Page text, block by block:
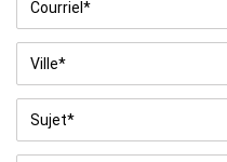
Ville
Sujet